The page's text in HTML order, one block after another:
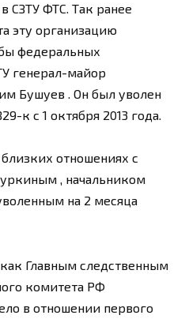
СЗТУ ФТС. Так ранее
эту организацию
федеральных
генерал-майор
Бушуев . Он был уволен
к с 1 октября 2013 года.
отношениях с
, начальником
на 2 месяца
Главным следственным
комитета РФ
в отношении первого